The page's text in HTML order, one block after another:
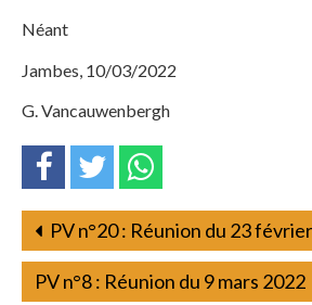
Néant
Jambes, 10/03/2022
G. Vancauwenbergh
PV n°20 : Réunion du 23
PV n°8 : Réunion du 9 mars 2022